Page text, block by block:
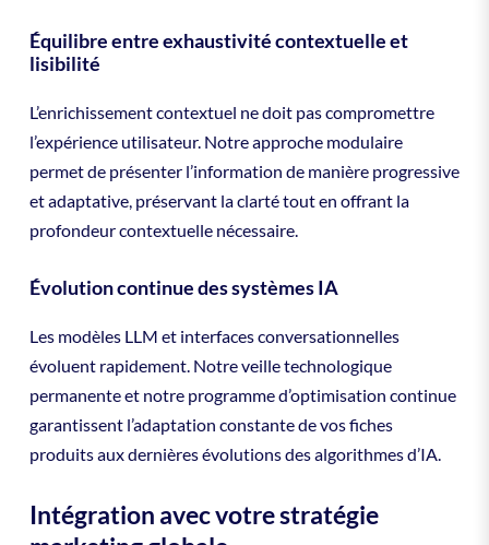
Équilibre entre exhaustivité contextuelle et
lisibilité
L’enrichissement contextuel ne doit pas compromettre
l’expérience utilisateur. Notre approche modulaire
permet de présenter l’information de manière progressive
et adaptative, préservant la clarté tout en offrant la
profondeur contextuelle nécessaire.
Évolution continue des systèmes IA
Les modèles LLM et interfaces conversationnelles
évoluent rapidement. Notre veille technologique
permanente et notre programme d’optimisation continue
garantissent l’adaptation constante de vos fiches
produits aux dernières évolutions des algorithmes d’IA.
Intégration avec votre stratégie